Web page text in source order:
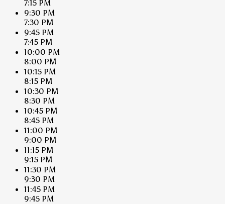
7:15 PM
9:30 PM
7:30 PM
9:45 PM
7:45 PM
10:00 PM
8:00 PM
10:15 PM
8:15 PM
10:30 PM
8:30 PM
10:45 PM
8:45 PM
11:00 PM
9:00 PM
11:15 PM
9:15 PM
11:30 PM
9:30 PM
11:45 PM
9:45 PM